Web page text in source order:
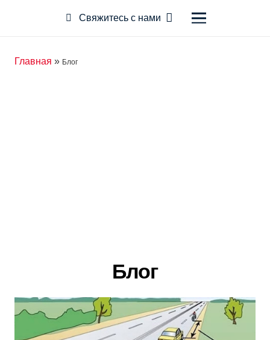
Свяжитесь с нами
Главная » Блог
Блог